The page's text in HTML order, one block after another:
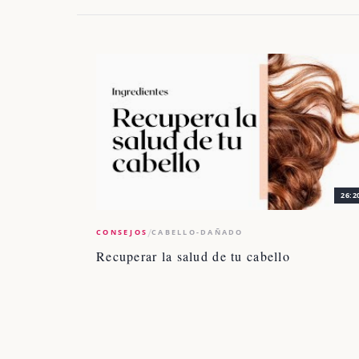
CONSEJOS/CABELLO-DAÑADO
Recuperar la salud de tu cabello